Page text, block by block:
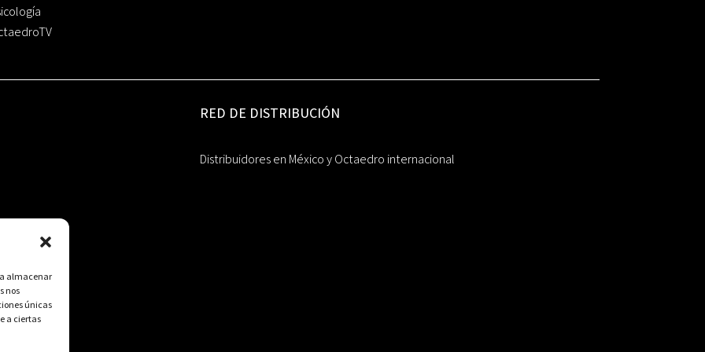
almacenar
nos
únicas
a ciertas
RED DE DISTRIBUCIÓN
Distribuidores en México y Octaedro internacional